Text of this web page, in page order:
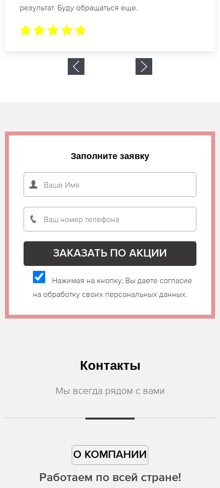
еще.
Заполните заявку
Нажимая на кнопку, Вы даете согласие
на обработку своих персональных данных.
Контакты
Мы всегда рядом с вами
О КОМПАНИИ
Работаем по всей стране!